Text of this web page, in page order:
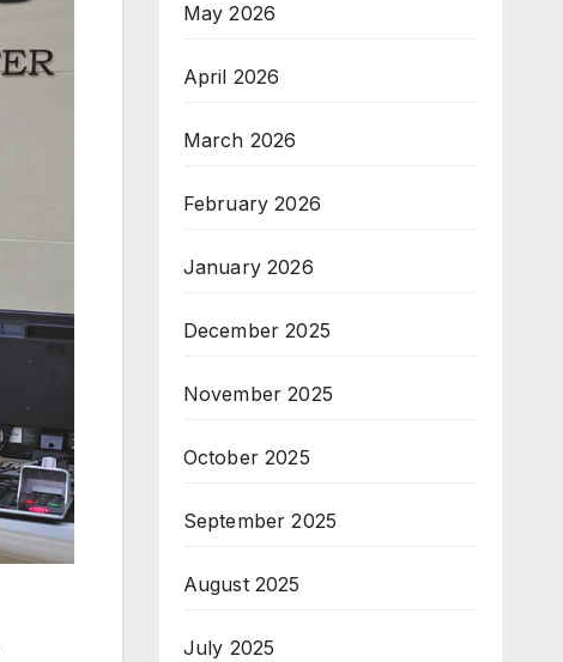
May 2026
April 2026
March 2026
February 2026
January 2026
December 2025
November 2025
October 2025
September 2025
August 2025
July 2025